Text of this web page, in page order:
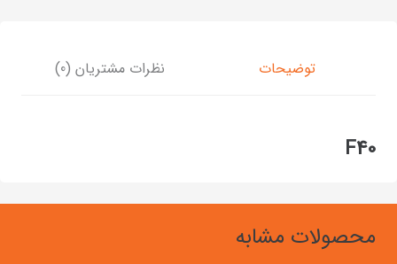
توضیحات نظرات مشتریان (0)
F40
محصولات مشابه